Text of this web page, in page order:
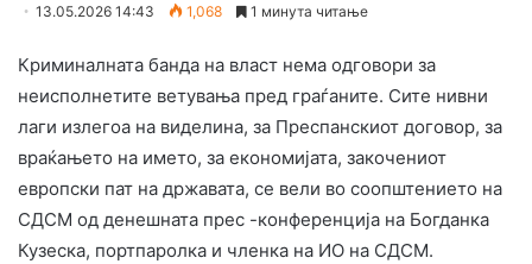
13.05.2026 14:43 1,068 1 минута читање
Криминалната банда на власт нема одговори за
неисполнетите ветувања пред граѓаните. Сите нивни
лаги излегоа на виделина, за Преспанскиот договор, за
враќањето на името, за економијата, закочениот
европски пат на државата, се вели во соопштението на
СДСМ од денешната прес -конференција на Богданка
Кузеска, портпаролка и членка на ИО на СДСМ.